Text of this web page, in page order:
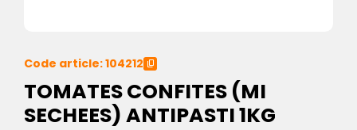
Code article: 104212
TOMATES CONFITES (MI
SECHEES) ANTIPASTI 1KG